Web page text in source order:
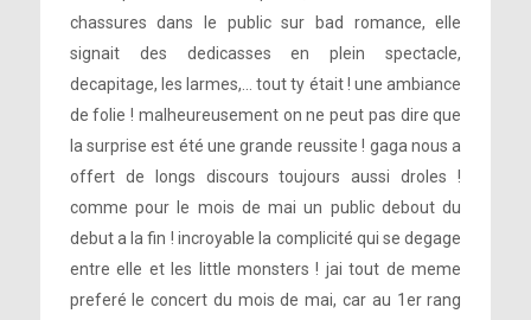
chassures dans le public sur bad romance, elle
signait des dedicasses en plein spectacle,
decapitage, les larmes,… tout ty était ! une ambiance
de folie ! malheureusement on ne peut pas dire que
la surprise est été une grande reussite ! gaga nous a
offert de longs discours toujours aussi droles !
comme pour le mois de mai un public debout du
debut a la fin ! incroyable la complicité qui se degage
entre elle et les little monsters ! jai tout de meme
preferé le concert du mois de mai, car au 1er rang